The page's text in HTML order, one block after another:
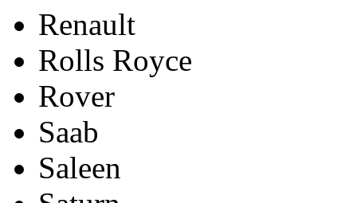
Renault
Rolls Royce
Rover
Saab
Saleen